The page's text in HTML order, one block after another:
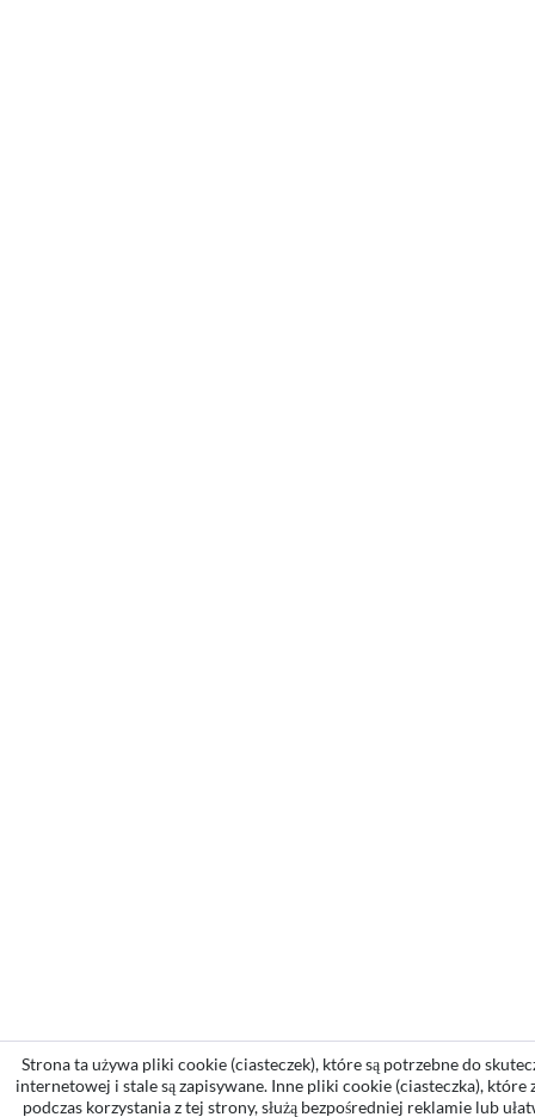
Strona ta używa pliki cookie (ciasteczek), które są potrzebne do
internetowej i stale są zapisywane. Inne pliki cookie (ciasteczka), które
podczas korzystania z tej strony, służą bezpośredniej reklamie lub